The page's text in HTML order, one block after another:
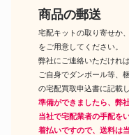
ご当地グッズ
ハロ
旧サンリオピューロランド商品
サンリオの文房具
忍者
商品の郵送
宅配キットの取り寄せか
をご用意してください。
弊社にご連絡いただけれ
ご自身でダンボール等、
の宅配買取申込書に記載
準備ができましたら、弊
当社で宅配業者の手配を
着払いですので、送料は